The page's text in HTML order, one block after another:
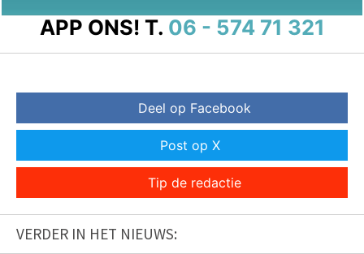
APP ONS! T. 06 - 574 71 321
Deel op Facebook
Post op X
Tip de redactie
VERDER IN HET NIEUWS: